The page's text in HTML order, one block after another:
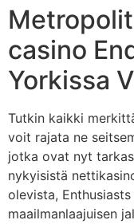
casino
Yorkissa
Tutkin kaikki
voit rajata ne
jotka ovat nyt
nykyisistä
olevista,
maailmanlaajuisen